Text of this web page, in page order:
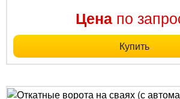
Цена по
Купить